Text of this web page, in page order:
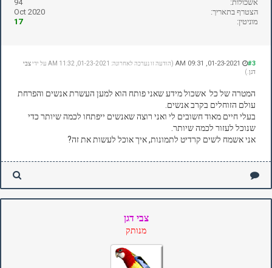
אשכולות:
94
הצטרף בתאריך:
Oct 2020
מוניטין:
17
#3 (הודעה זו נערכה לאחרונה: 01-23-2021, 11:32 AM על ידי
צבי
דגן.)
המטרה של כל אשכול מידע שאני פותח הוא למען העשרת אנשים והפרחת
עולם הזוחלים בקרב אנשים.
בעלי חיים מאוד חשובים לי ואני רוצה שאנשים ייפתחו לכמה שיותר כדי
שנוכל לעזור לכמה שיותר.
אני אשמח לשים קרדיט לתמונות, איך אוכל לעשות את זה?
צבי דגן
מנותק